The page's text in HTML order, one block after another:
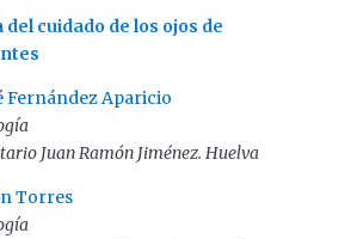
cuidado de los ojos de
Fernández Aparicio
Juan Ramón Jiménez. Huelva
Torres